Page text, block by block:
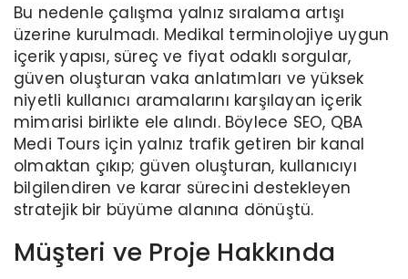
Bu nedenle çalışma yalnız sıralama artışı
üzerine kurulmadı. Medikal terminolojiye uygun
içerik yapısı, süreç ve fiyat odaklı sorgular,
güven oluşturan vaka anlatımları ve yüksek
niyetli kullanıcı aramalarını karşılayan içerik
mimarisi birlikte ele alındı. Böylece SEO, QBA
Medi Tours için yalnız trafik getiren bir kanal
olmaktan çıkıp; güven oluşturan, kullanıcıyı
bilgilendiren ve karar sürecini destekleyen
stratejik bir büyüme alanına dönüştü.
Müşteri ve Proje Hakkında